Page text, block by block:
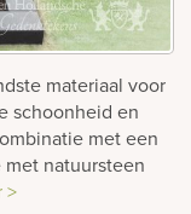
materiaal voor
schoonheid en
met een
natuursteen
>